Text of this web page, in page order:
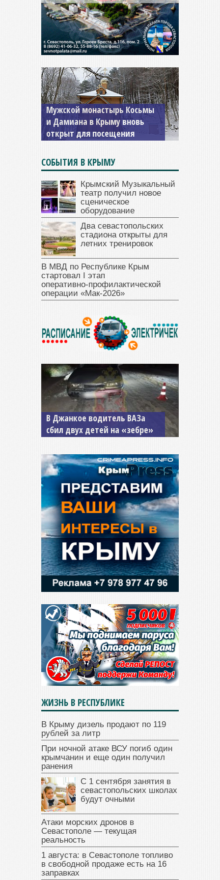
Мужской монастырь Косьмы
и Дамиана в Крыму вновь
открыт для посещения
СОБЫТИЯ В КРЫМУ
Крымский Музыкальный
театр получил новое
сценическое
оборудование
Два севастопольских
стадиона открыты для
летних тренировок
В МВД по Республике Крым
стартовал I этап
оперативно‑профилактической
операции «Мак‑2026»
В Джанкое водитель ВАЗа
сбил двух детей на «зебре»
ЖИЗНЬ В РЕСПУБЛИКЕ
В Крыму дизель продают по 119
рублей за литр
При ночной атаке ВСУ погиб один
крымчанин и еще один получил
ранения
С 1 сентября занятия в
севастопольских школах
будут очными
Атаки морских дронов в
Севастополе — текущая
реальность
1 августа: в Севастополе топливо
в свободной продаже есть на 16
заправках